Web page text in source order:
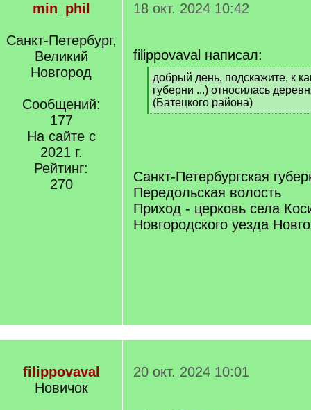
min_phil
Санкт-Петербург,
Великий
Новгород
Сообщений:
177
На сайте с
2021 г.
Рейтинг:
270
18 окт. 2024 10:42
filippovaval написал:
[
q
]
добрый день, подскажите, к
губерни ...) относилась
(Батецкого района)
[
Санкт-Петербургская
Передольская волость
Приход - церковь села
Новгородского уезда
filippovaval
Новичок
20 окт. 2024 10:01